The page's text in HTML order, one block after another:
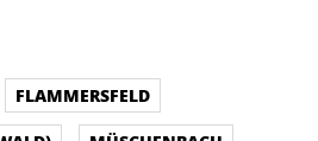
FLAMMERSFELD